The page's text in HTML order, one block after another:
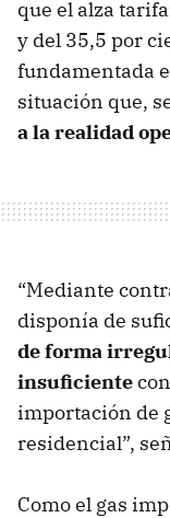
que el alza
y del 35,5 por
fundamentada
situación que,
a la realidad
“Mediante
disponía de
de forma
insuficiente
importación de
residencial”,
Como el gas